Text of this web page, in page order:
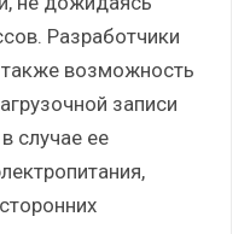
Разработчики
возможность
записи
случае ее